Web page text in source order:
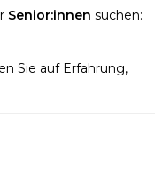
Senior:innen suchen:
Sie auf Erfahrung,